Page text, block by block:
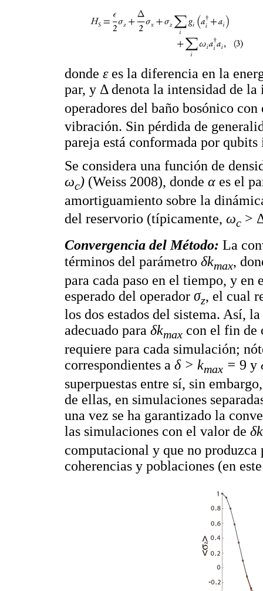
donde ε es la diferencia en la
par, y Δ denota la intensidad de
operadores del baño bosónico
vibración. Sin pérdida de
pareja está conformada por
Se considera una función de
ωc) (Weiss 2008), donde α es el
amortiguamiento sobre la
del reservorio (típicamente, ωc >
Convergencia del Método: La
términos del parámetro δkmax,
para cada paso en el tiempo, y
esperado del operador σz, el cual
los dos estados del sistema. Así,
adecuado para δkmax con el fin de
requiere para cada simulación;
correspondientes a δ > kmax = 9 y
superpuestas entre sí, sin
de ellas, en simulaciones
una vez se ha garantizado la
las simulaciones con el valor de δk
computacional y que no
coherencias y poblaciones (en